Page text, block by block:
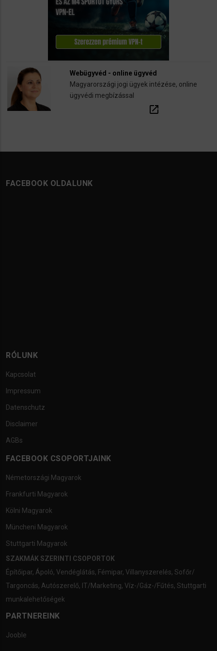
Webügyvéd - online ügyvéd
Magyarországi jogi ügyek intézése, online
ügyvédi megbízással
open_in_new
FACEBOOK OLDALUNK
RÓLUNK
Kapcsolat
Impressum
Datenschutz
Disclaimer
AGBs
FACEBOOK CSOPORTJAINK
Németországi Magyarok
Frankfurti Magyarok
Kölni Magyarok
Müncheni Magyarok
Stuttgarti Magyarok
SZAKMÁK SZERINTI CSOPORTOK
Építőipar, Ápoló, Vendéglátás, Fémipar, Villanyszerelés, Sofőr/
Targoncás, Autószerelő, IT/Marketing, Víz-/Gáz-/Fűtés, Stuttgarti
munkalehetőségek
PARTNEREINK
Jooble